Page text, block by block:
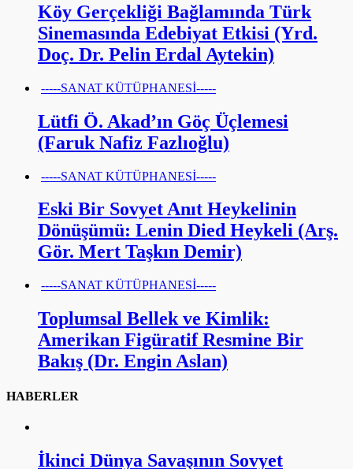
Köy Gerçekliği Bağlamında Türk
Sinemasında Edebiyat Etkisi (Yrd.
Doç. Dr. Pelin Erdal Aytekin)
-----SANAT KÜTÜPHANESİ-----
Lütfi Ö. Akad’ın Göç Üçlemesi
(Faruk Nafiz Fazlıoğlu)
-----SANAT KÜTÜPHANESİ-----
Eski Bir Sovyet Anıt Heykelinin
Dönüşümü: Lenin Died Heykeli (Arş.
Gör. Mert Taşkın Demir)
-----SANAT KÜTÜPHANESİ-----
Toplumsal Bellek ve Kimlik:
Amerikan Figüratif Resmine Bir
Bakış (Dr. Engin Aslan)
HABERLER
İkinci Dünya Savaşının Sovyet